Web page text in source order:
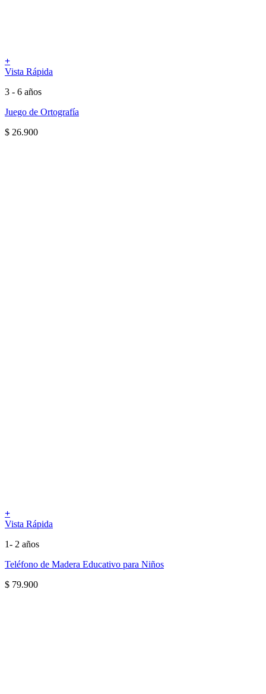
+
Vista Rápida
3 - 6 años
Juego de Ortografía
$ 26.900
+
Vista Rápida
1- 2 años
Teléfono de Madera Educativo para Niños
$ 79.900